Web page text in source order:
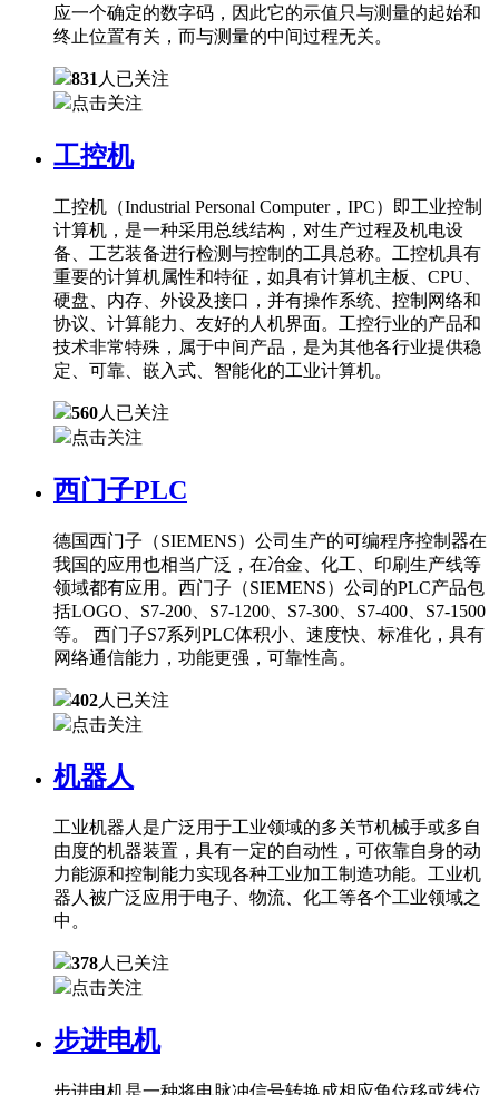
应一个确定的数字码，因此它的示值只与测量的起始和
终止位置有关，而与测量的中间过程无关。
831 人已关注
点击关注
工控机
工控机（Industrial Personal Computer，IPC）即工业控制
计算机，是一种采用总线结构，对生产过程及机电设
备、工艺装备进行检测与控制的工具总称。工控机具有
重要的计算机属性和特征，如具有计算机主板、CPU、
硬盘、内存、外设及接口，并有操作系统、控制网络和
协议、计算能力、友好的人机界面。工控行业的产品和
技术非常特殊，属于中间产品，是为其他各行业提供稳
定、可靠、嵌入式、智能化的工业计算机。
560人已关注
点击关注
西门子PLC
德国西门子（SIEMENS）公司生产的可编程序控制器在
我国的应用也相当广泛，在冶金、化工、印刷生产线等
领域都有应用。西门子（SIEMENS）公司的PLC产品包
括LOGO、S7-200、S7-1200、S7-300、S7-400、S7-1500
等。 西门子S7系列PLC体积小、速度快、标准化，具有
网络通信能力，功能更强，可靠性高。
402人已关注
点击关注
机器人
工业机器人是广泛用于工业领域的多关节机械手或多自
由度的机器装置，具有一定的自动性，可依靠自身的动
力能源和控制能力实现各种工业加工制造功能。工业机
器人被广泛应用于电子、物流、化工等各个工业领域之
中。
378人已关注
点击关注
步进电机